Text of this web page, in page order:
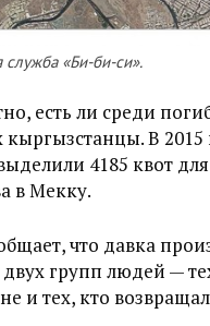
служба «Би-би-си».
есть ли среди
В 2015
4185 квот для
в Мекку.
что давка
групп людей —
и тех, кто